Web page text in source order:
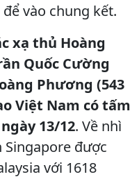
để vào chung kết.
xạ thủ Hoàng
Quốc Cường
Phương (543
Việt Nam có tấm
13/12. Về nhì
được
với 1618